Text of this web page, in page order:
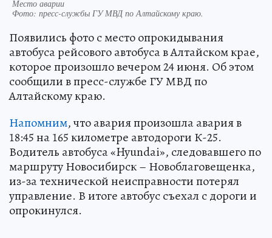
Место аварии
Фото: пресс-службы ГУ МВД по Алтайскому краю.
Появились фото с место опрокидывания
автобуса рейсового автобуса в Алтайском крае,
которое произошло вечером 24 июня. Об этом
сообщили в пресс-службе ГУ МВД по
Алтайскому краю.
Напомним, что авария произошла авария в
18:45 на 165 километре автодороги К-25.
Водитель автобуса «Hyundai», следовавшего по
маршруту Новосибирск – Новоблаговещенка,
из-за технической неисправности потерял
управление. В итоге автобус съехал с дороги и
опрокинулся.